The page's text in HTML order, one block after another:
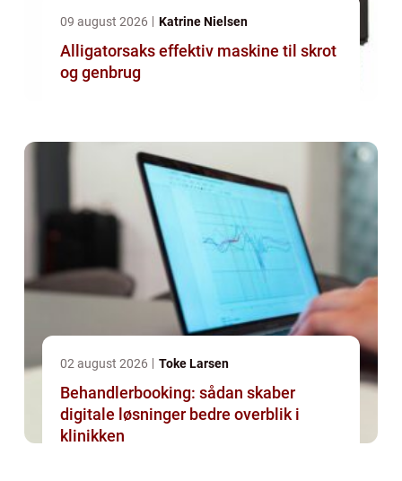
09 august 2026 Katrine Nielsen
Alligatorsaks effektiv maskine til skrot
og genbrug
02 august 2026 Toke Larsen
Behandlerbooking: sådan skaber
digitale løsninger bedre overblik i
klinikken